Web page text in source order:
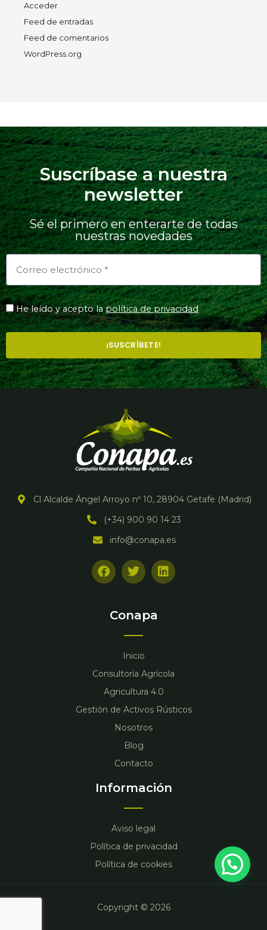
Acceder
Feed de entradas
Feed de comentarios
WordPress.org
Suscríbase a nuestra
newsletter
Sé el primero en enterarte de todas
nuestras novedades
He leído y acepto lapolítica de privacidad
¡SUSCRÍBETE!
Cl Alcalde Ángel Arroyo nº 10, 28904 Getafe (Madrid)
(+34) 900 90 14 23
info@conapa.es
F
a
b
T
w
t
r
L
i
Conapa
Inicio
Consultoría Agrícola
Agricultura 4.0
Gestión de Activos Rústicos
Nosotros
Blog
Contacto
Información
Aviso legal
Política de privacidad
Política de cookies
Copyright © 2026Abrir chat